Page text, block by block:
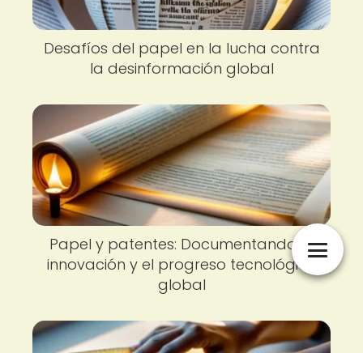
Desafíos del papel en la lucha contra
la desinformación global
Papel y patentes: Documentando la
innovación y el progreso tecnológico
global